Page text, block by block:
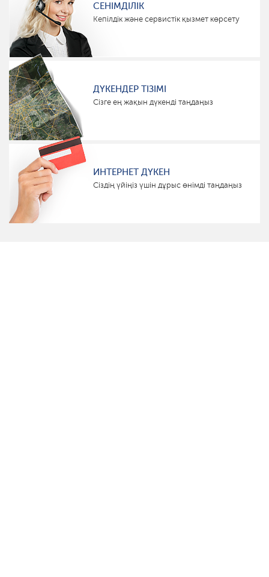
СЕНІМДІЛІК
Кепілдік және сервистік қызмет көрсету
ДҮКЕНДЕР ТІЗІМІ
Сізге ең жақын дүкенді таңдаңыз
ИНТЕРНЕТ ДҮКЕН
Сіздің үйіңіз үшін дұрыс өнімді таңдаңыз